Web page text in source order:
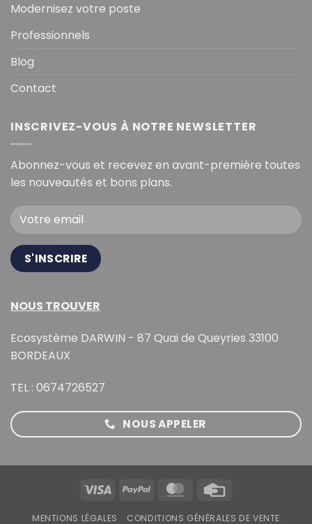
Modernisez votre poste
Professionnels
Blog
Contact
INSCRIVEZ-VOUS À NOTRE NEWSLETTER
Abonnez-vous et recevez en avant-première toutes
les nouveautés et bons plans.
NOUS TROUVER
Ecosystème DARWIN - 87 Quai de Queyries 33100
BORDEAUX
TEL : 0674726527
NOUS APPELER
Visa PayPal MasterCard
MENTIONS LÉGALES CONDITIONS GÉNÉRALES DE VENTE